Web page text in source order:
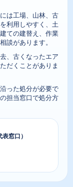
は工場、山林、古
利用しやすく、土
ての建替え、作業
談があります。
、古くなったエア
だくことがありま
った処分が必要で
担当窓口で処分方
窓口）